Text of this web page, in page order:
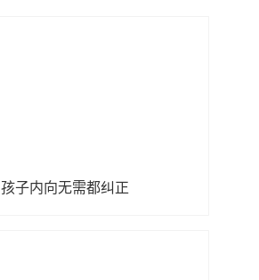
孩子内向无需都纠正